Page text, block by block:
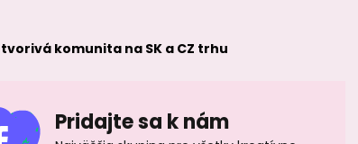
komunita na SK a CZ trhu
Pridajte sa k nám